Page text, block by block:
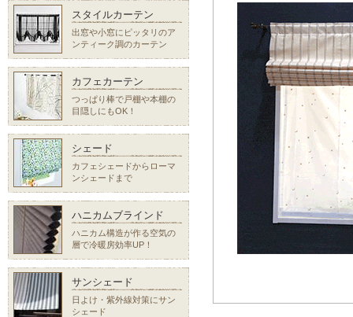
スタイルカーテン
出窓や小窓にピッタリのア
ンティーク調のカーテン
カフェカーテン
つっぱり棒で戸棚や本棚の
目隠しにもOK！
シェード
カフェシェードからローマ
ンシェードまで
ハニカムブラインド
ハニカム構造が作る空気の
層で冷暖房効率UP！
サンシェード
日よけ・紫外線対策にサン
シェード